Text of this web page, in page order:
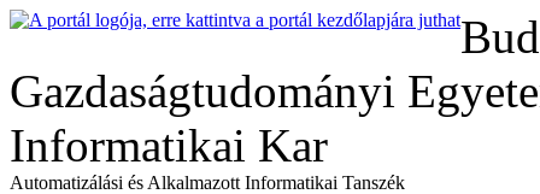
Gazdaságtudományi
Informatikai Kar
Automatizálási és Alkalmazott Informatikai Tanszék